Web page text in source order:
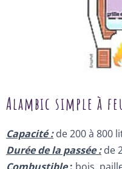
Alambic simple à
Capacité :de 200 à 800
Durée de la passée :de